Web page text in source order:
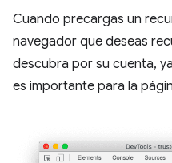
Cuando precargas un
navegador que deseas
descubra por su cuenta,
es importante para la